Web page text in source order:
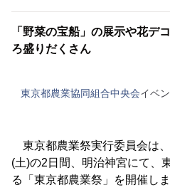
「野菜の宝船」の展示や花デ
ろ盛りだくさん
東京都農業協同組合中央会イベ
東京都農業祭実行委員会は
(土)の2日間、明治神宮にて、
る「東京都農業祭」を開催し